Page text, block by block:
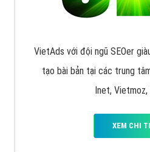
VietAds với đội ngũ SEOer
tạo bài bản tại các trung
Inet, Vietmoz,
XEM CHI